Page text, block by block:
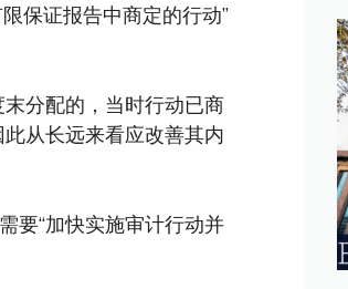
保证报告中商定的行动”
分配的，当时行动已商
从长远来看应改善其内
要“加快实施审计行动并